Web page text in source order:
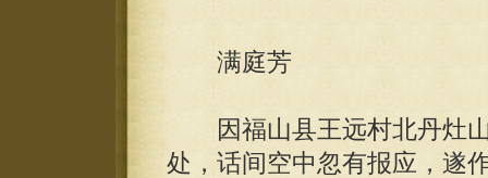
满庭芳
因福山县王远村北丹灶山
处，话间空中忽有报应，遂